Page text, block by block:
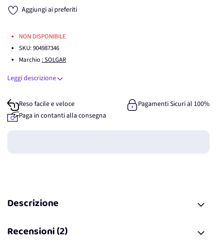
Aggiungi ai preferiti
NON DISPONIBILE
SKU:904987346
Marchio : SOLGAR
Leggi descrizione
Reso facile e veloce
Pagamenti Sicuri al 100%
Paga in contanti alla consegna
Descrizione
Recensioni (2)